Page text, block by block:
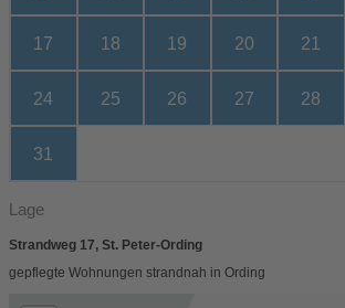
17 18 19 20 21
24 25 26 27 28
31
Lage
Strandweg 17, St. Peter-Ording
gepflegte Wohnungen strandnah in Ording